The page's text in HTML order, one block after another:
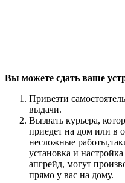
Вы можете сдать ваше
Привезти
выдачи.
Вызвать курьера,
приедет на дом или в
несложные
установка и
апгрейд, могут
прямо у вас на дому.